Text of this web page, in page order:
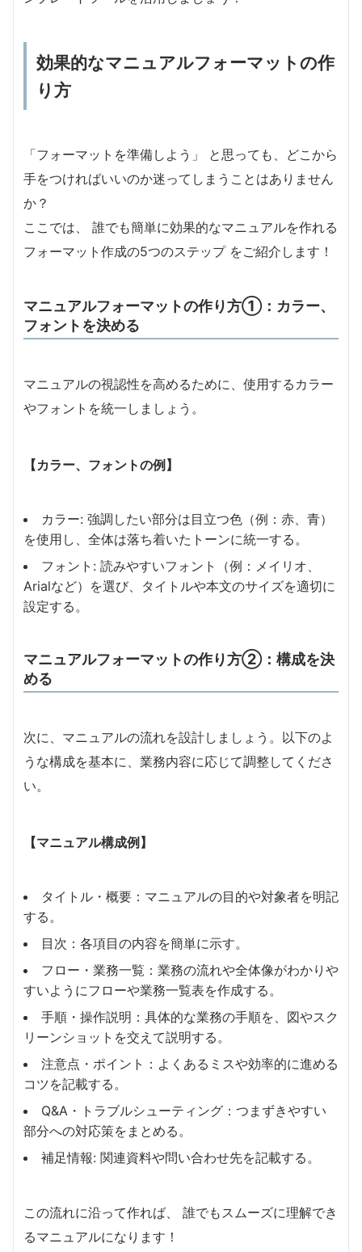
効果的なマニュアルフォーマットの作
り方
「フォーマットを準備しよう」 と思っても、どこから
手をつければいいのか迷ってしまうことはありません
か？
ここでは、 誰でも簡単に効果的なマニュアルを作れる
フォーマット作成の5つのステップ をご紹介します！
マニュアルフォーマットの作り方①：カラー、
フォントを決める
マニュアルの視認性を高めるために、使用するカラー
やフォントを統一しましょう。
【カラー、フォントの例】
カラー: 強調したい部分は目立つ色（例：赤、青）
を使用し、全体は落ち着いたトーンに統一する。
フォント: 読みやすいフォント（例：メイリオ、
Arialなど）を選び、タイトルや本文のサイズを適切に
設定する。
マニュアルフォーマットの作り方②：構成を決
める
次に、マニュアルの流れを設計しましょう。以下のよ
うな構成を基本に、業務内容に応じて調整してくださ
い。
【マニュアル構成例】
タイトル・概要：マニュアルの目的や対象者を明記
する。
目次：各項目の内容を簡単に示す。
フロー・業務一覧：業務の流れや全体像がわかりや
すいようにフローや業務一覧表を作成する。
手順・操作説明：具体的な業務の手順を、図やスク
リーンショットを交えて説明する。
注意点・ポイント：よくあるミスや効率的に進める
コツを記載する。
Q&A・トラブルシューティング：つまずきやすい
部分への対応策をまとめる。
補足情報: 関連資料や問い合わせ先を記載する。
この流れに沿って作れば、 誰でもスムーズに理解でき
るマニュアルになります！